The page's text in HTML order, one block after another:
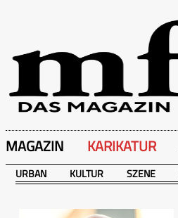
MAGAZIN KARIKATUR
URBAN KULTUR SZENE